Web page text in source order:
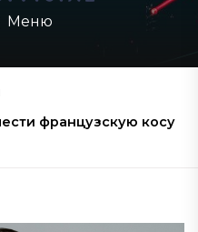
Меню
французскую косу